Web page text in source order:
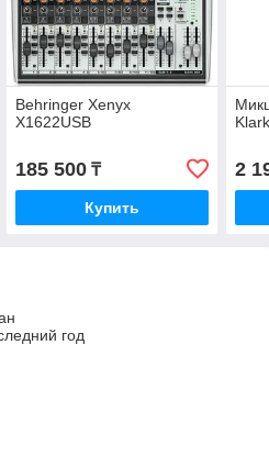
Behringer Xenyx
X1622USB
185 500₸
Купить
2
год